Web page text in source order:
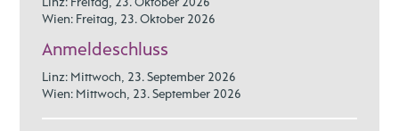
Linz: Freitag, 23. Oktober 2026
Wien: Freitag, 23. Oktober 2026
Anmeldeschluss
Linz: Mittwoch, 23. September 2026
Wien: Mittwoch, 23. September 2026
klassischen Managementbereichen. Der
Bogen spannt sich von der Entwicklung
strategischer Ziele bis zur Steuerung über
Mitarbeiter*innen als wichtigste Ressource.
Besonders im Wirtschaftsplanspiel wird
Unternehmensführung integrativ und unter
und Erfahrungsaustausch.
in Gesprächen mit Top-Manager*innen tiefe
Einblicke in die Erfolgsstrategien
internationaler Unternehmen und haben die
zu erleben.
Mehr zu unseren Study Tripshier.